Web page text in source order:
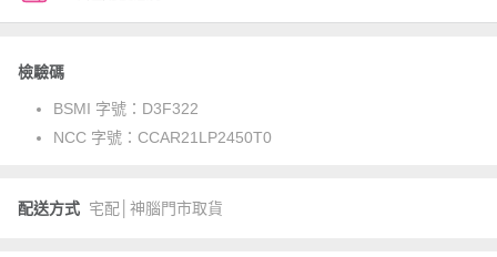
檢驗碼
BSMI 字號： D3F322
NCC 字號： CCAR21LP2450T0
配送方式 宅配│神腦門市取貨